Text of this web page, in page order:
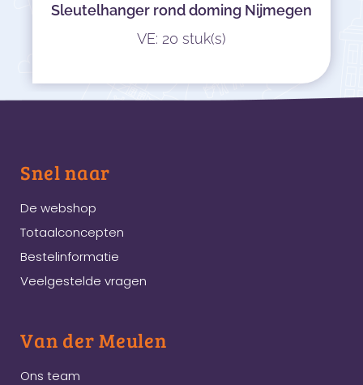
Sleutelhanger rond doming Nijmegen
VE: 20 stuk(s)
Snel naar
De webshop
Totaalconcepten
Bestelinformatie
Veelgestelde vragen
Van der Meulen
Ons team